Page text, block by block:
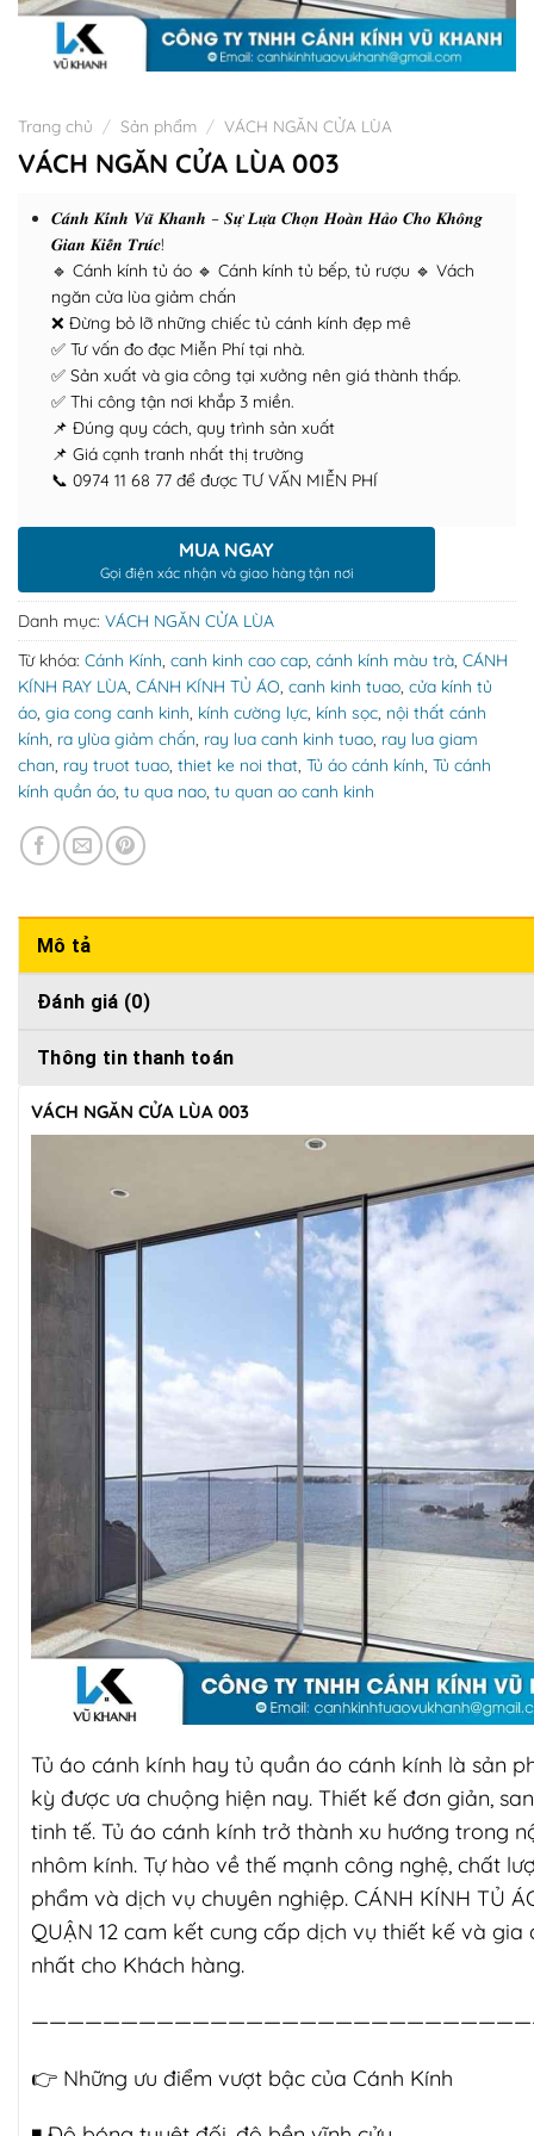
Trang chủ / Sản phẩm / VÁCH NGĂN CỬA LÙA
VÁCH NGĂN CỬA LÙA 003
𝑪𝒂́𝒏𝒉 𝑲𝒊́𝒏𝒉 𝑽𝒖̃ 𝑲𝒉𝒂𝒏𝒉 – 𝑺𝒖̛̣ 𝑳𝒖̛̣𝒂 𝑪𝒉𝒐̣𝒏 𝑯𝒐𝒂̀𝒏 𝑯𝒂̉𝒐 𝑪𝒉𝒐 𝑲𝒉𝒐̂𝒏𝒈
𝑮𝒊𝒂𝒏 𝑲𝒊𝒆̂́𝒏 𝑻𝒓𝒖́𝒄!
🔹 Cánh kính tủ áo 🔹 Cánh kính tủ bếp, tủ rượu 🔹 Vách
ngăn cửa lùa giảm chấn
❌ Đừng bỏ lỡ những chiếc tủ cánh kính đẹp mê
✅ Tư vấn đo đạc Miễn Phí tại nhà.
✅ Sản xuất và gia công tại xưởng nên giá thành thấp.
✅ Thi công tận nơi khắp 3 miền.
📌 Đúng quy cách, quy trình sản xuất
📌 Giá cạnh tranh nhất thị trường
📞 0974 11 68 77 để được TƯ VẤN MIỄN PHÍ
MUA NGAY
Gọi điện xác nhận và giao hàng tận nơi
Danh mục: VÁCH NGĂN CỬA LÙA
Từ khóa: Cánh Kính, canh kinh cao cap, cánh kính màu trà, CÁNH
KÍNH RAY LÙA, CÁNH KÍNH TỦ ÁO, canh kinh tuao, cửa kính tủ
áo, gia cong canh kinh, kính cường lực, kính sọc, nội thất cánh
kính, ra ylùa giảm chấn, ray lua canh kinh tuao, ray lua giam
chan, ray truot tuao, thiet ke noi that, Tủ áo cánh kính, Tủ cánh
kính quần áo, tu qua nao, tu quan ao canh kinh
Mô tả
Đánh giá (0)
Thông tin thanh toán
VÁCH NGĂN CỬA LÙA 003
Tủ áo cánh kính hay tủ quần áo cánh kính là sản
kỳ được ưa chuộng hiện nay. Thiết kế đơn giản,
tinh tế. Tủ áo cánh kính trở thành xu hướng trong
nhôm kính. Tự hào về thế mạnh công nghệ, chất
phẩm và dịch vụ chuyên nghiệp. CÁNH KÍNH TỦ
QUẬN 12 cam kết cung cấp dịch vụ thiết kế và gia
nhất cho Khách hàng.
👉 Những ưu điểm vượt bậc của Cánh Kính